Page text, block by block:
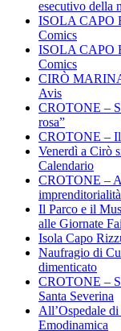
esecutivo della
ISOLA CAPO
Comics
ISOLA CAPO
Comics
CIRÒ
Avis
CROTONE –
rosa”
CROTONE – Il
Venerdì a Cirò
Calendario
CROTONE –
imprenditorialità
Il Parco e il
alle Giornate Fai
Isola Capo
Naufragio di
dimenticato
CROTONE –
Santa Severina
All’Ospedale
Emodinamica